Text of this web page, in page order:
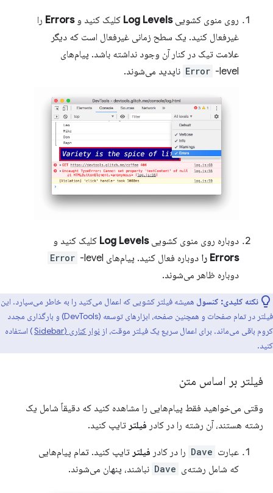
روی منوی کشوییLog Levels کلیک کنید وErrors را
غیرفعال کنید. یک سطح زمانی غیرفعال است که دیگر
علامت تیک در کنار آن وجود نداشته باشد. پیام‌های
Error -level ناپدید می‌شوند.
دوباره روی منوی کشوییLog Levels کلیک کنید و
Errors را
دوباره فعال کنید. پیام‌های Error -level
دوباره ظاهر می‌شوند.
نکته کلیدی: کنسول همیشه فیلتر کشویی که اعمال می‌کنید را به خاطر می‌سپارد. این
فیلتر در تمام صفحات و همچنین صفحه، ابزارهای توسعه (DevTools) و بارگذاری مجدد
کروم باقی می‌ماند. برای اعمال سریع یک فیلتر موقت، از نوار کناری (Sidebar
) استفاده
کنید.
فیلتر بر اساس متن
وقتی می‌خواهید فقط پیام‌هایی را مشاهده کنید که دقیقاً شامل یک
رشته هستند، آن رشته را در کادر فیلتر تایپ کنید.
عبارت Dave را در کادر فیلتر تایپ کنید. تمام پیام‌هایی
که شامل رشته‌ی Dave نباشند، پنهان می‌شوند.